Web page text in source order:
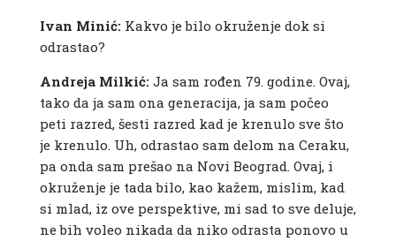
Ivan Minić: Kakvo je bilo okruženje dok si
odrastao?
Andreja Milkić: Ja sam rođen 79. godine. Ovaj,
tako da ja sam ona generacija, ja sam počeo
peti razred, šesti razred kad je krenulo sve što
je krenulo. Uh, odrastao sam delom na Ceraku,
pa onda sam prešao na Novi Beograd. Ovaj, i
okruženje je tada bilo, kao kažem, mislim, kad
si mlad, iz ove perspektive, mi sad to sve deluje,
ne bih voleo nikada da niko odrasta ponovo u